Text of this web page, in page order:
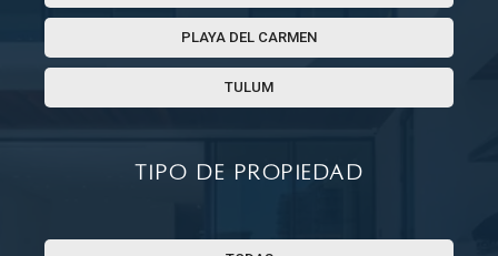
PLAYA DEL CARMEN
TULUM
Tipo de propiedad